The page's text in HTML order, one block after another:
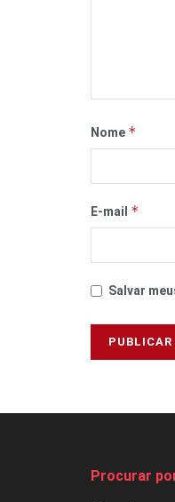
Nome *
E-mail *
Salvar
Procurar